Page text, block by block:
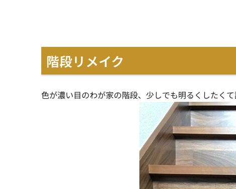
階段リメイク
色が濃い目のわが家の階段、少しでも明るくしたくて